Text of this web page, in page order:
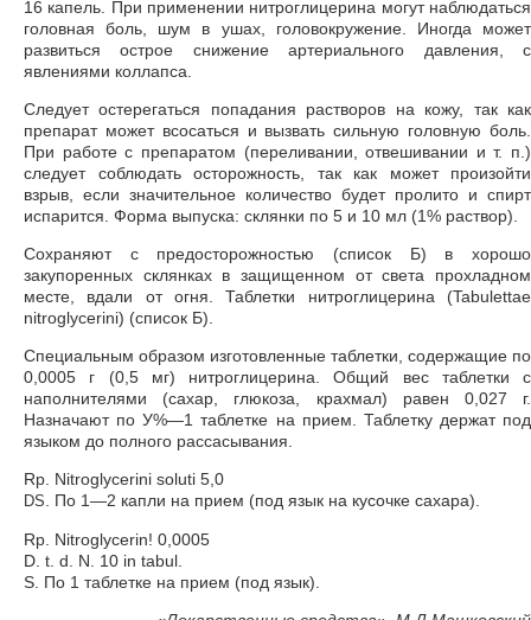
16 капель. При применении нитроглицерина могут наблюдаться
головная боль, шум в ушах, головокружение. Иногда может
развиться острое снижение артериального давления, с
явлениями коллапса.
Следует остерегаться попадания растворов на кожу, так как
препарат может всосаться и вызвать сильную головную боль.
При работе с препаратом (переливании, отвешивании и т. п.)
следует соблюдать осторожность, так как может произойти
взрыв, если значительное количество будет пролито и спирт
испарится. Форма выпуска: склянки по 5 и 10 мл (1% раствор).
Сохраняют с предосторожностью (список Б) в хорошо
закупоренных склянках в защищенном от света прохладном
месте, вдали от огня. Таблетки нитроглицерина (Tabulettae
nitroglycerini) (список Б).
Специальным образом изготовленные таблетки, содержащие по
0,0005 г (0,5 мг) нитроглицерина. Общий вес таблетки с
наполнителями (сахар, глюкоза, крахмал) равен 0,027 г.
Назначают по У%—1 таблетке на прием. Таблетку держат под
языком до полного рассасывания.
Rp. Nitroglycerini soluti 5,0
DS . По 1—2 капли на прием (под язык на кусочке сахара).
Rp. Nitroglycerin! 0,0005
D. t. d. N. 10 in tabul.
S. По 1 таблетке на прием (под язык).